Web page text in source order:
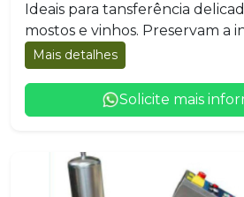
Ideais para tansferência
mostos e vinhos. Preservam a
Mais detalhes
Solicite mais